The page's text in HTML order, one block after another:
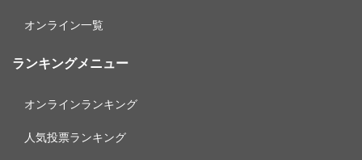
オンライン一覧
ランキングメニュー
オンラインランキング
人気投票ランキング